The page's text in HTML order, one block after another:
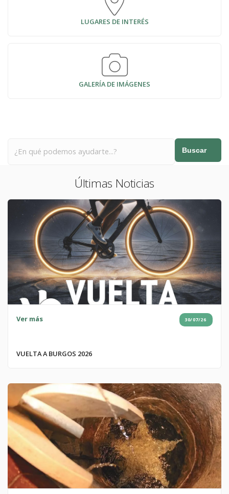
LUGARES DE INTERÉS
GALERÍA DE IMÁGENES
Buscar
Últimas Noticias
Ver más 30/07/26
VUELTA A BURGOS 2026